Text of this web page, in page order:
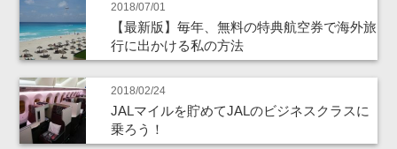
2018/07/01
【最新版】毎年、無料の特典航空券で海外旅
行に出かける私の方法
2018/02/24
JALマイルを貯めてJALのビジネスクラスに
乗ろう！